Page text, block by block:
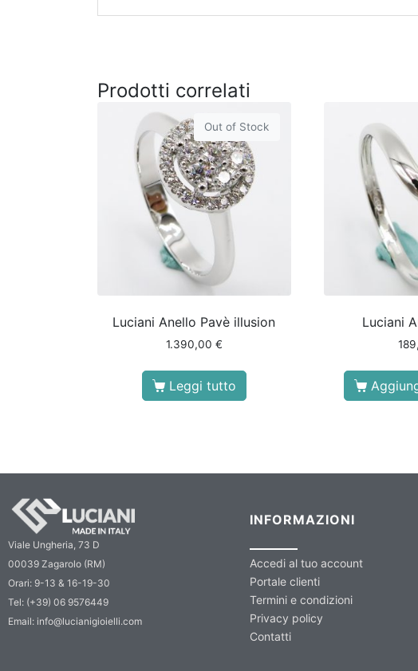
Prodotti correlati
Out of Stock
Luciani Anello Pavè illusion
1.390,00 €
Leggi tutto
Luciani
Viale Ungheria, 73 D
00039 Zagarolo (RM)
Orari: 9-13 & 16-19-30
Tel: (+39) 06 9576449
Email: info@lucianigioielli.com
INFORMAZIONI
Accedi al tuo account
Portale clienti
Termini e condizioni
Privacy policy
Contatti